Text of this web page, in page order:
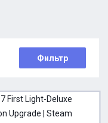
Фильтр